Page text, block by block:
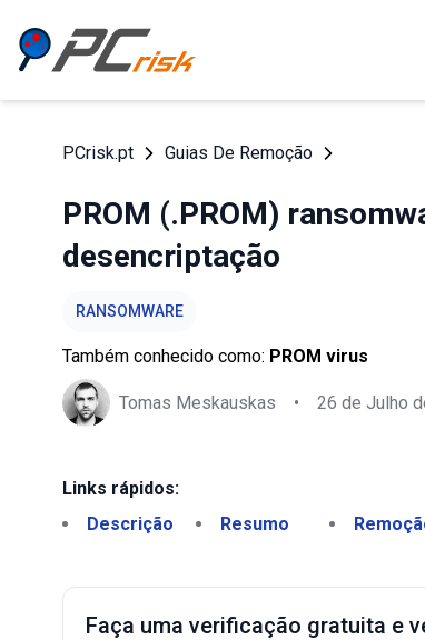
PCrisk.pt Guias De Remoção
PROM (.PROM)
desencriptação
RANSOMWARE
Também conhecido como: PROM virus
Tomas Meskauskas • 26 de Julho
Links rápidos:
Descrição
Resumo
Faça uma verificação gratuita e